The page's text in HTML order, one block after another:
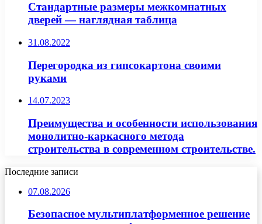
Стандартные размеры межкомнатных
дверей — наглядная таблица
31.08.2022
Перегородка из гипсокартона своими
руками
14.07.2023
Преимущества и особенности использования
монолитно-каркасного метода
строительства в современном строительстве.
Последние записи
07.08.2026
Безопасное мультиплатформенное решение